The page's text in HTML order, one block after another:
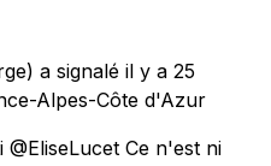
a signalé il y a 25
Alpes-Côte d'Azur
@EliseLucet Ce n'est ni